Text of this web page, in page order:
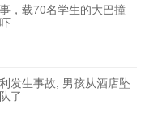
，载70名学生的大巴撞
发生事故, 男孩从酒店坠
了